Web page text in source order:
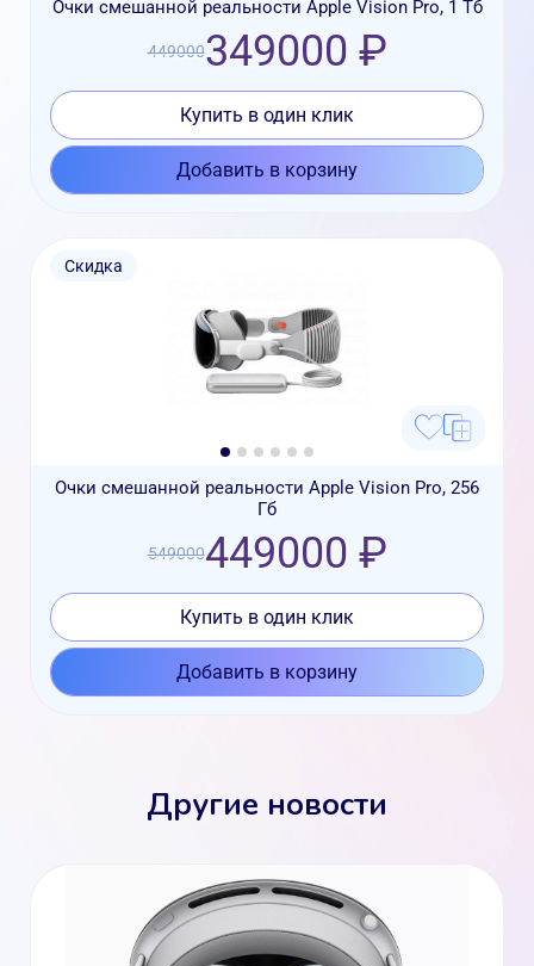
Очки смешанной реальности Apple Vision Pro, 1 Тб
449000349000 ₽
Купить в один клик
Добавить в корзину
Скидка
Очки смешанной реальности Apple Vision Pro, 256
Гб
549000449000 ₽
Купить в один клик
Добавить в корзину
Другие новости